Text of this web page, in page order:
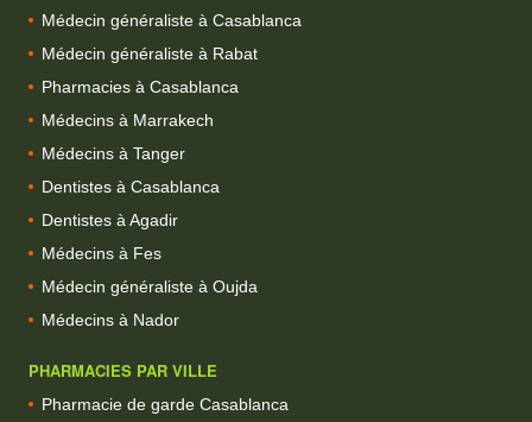
Médecin généraliste à Casablanca
Médecin généraliste à Rabat
Pharmacies à Casablanca
Médecins à Marrakech
Médecins à Tanger
Dentistes à Casablanca
Dentistes à Agadir
Médecins à Fes
Médecin généraliste à Oujda
Médecins à Nador
PHARMACIES PAR VILLE
Pharmacie de garde Casablanca